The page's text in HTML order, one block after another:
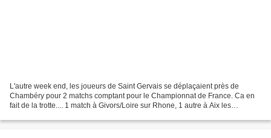
L'autre week end, les joueurs de Saint Gervais se déplaçaient près de
Chambéry pour 2 matchs comptant pour le Championnat de France. Ca en
fait de la trotte.... 1 match à Givors/Loire sur Rhone, 1 autre à Aix les